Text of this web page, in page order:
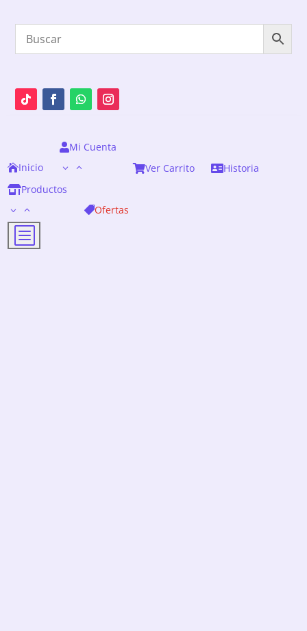
Inicio
Mi Cuenta
Ver Carrito Historia
Productos
Ofertas
b